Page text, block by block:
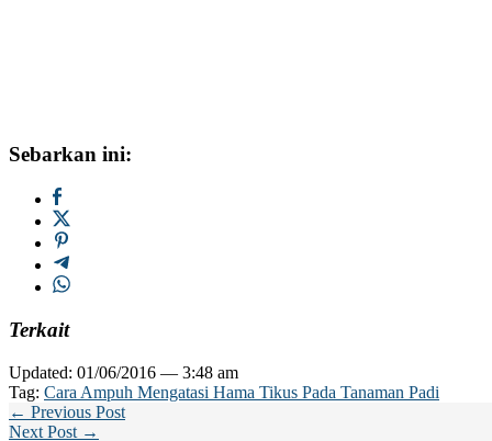
Sebarkan ini:
Terkait
Updated: 01/06/2016 — 3:48 am
Tag: Cara Ampuh Mengatasi Hama Tikus Pada Tanaman Padi
← Previous Post
Next Post →